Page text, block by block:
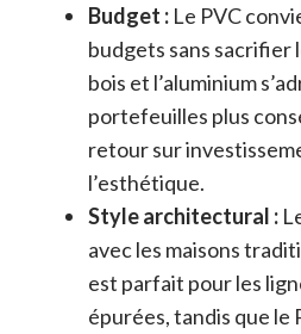
Budget : Le PVC
budgets sans sacrifier
bois et l’aluminium
portefeuilles plus
retour sur
l’esthétique.
Style architectural :
avec les maisons
est parfait pour les
épurées, tandis que le